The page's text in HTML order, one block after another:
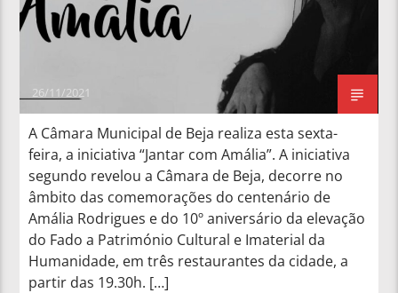
26/11/2021
A Câmara Municipal de Beja realiza esta sexta-
feira, a iniciativa “Jantar com Amália”. A iniciativa
segundo revelou a Câmara de Beja, decorre no
âmbito das comemorações do centenário de
Amália Rodrigues e do 10º aniversário da elevação
do Fado a Património Cultural e Imaterial da
Humanidade, em três restaurantes da cidade, a
partir das 19.30h. […]